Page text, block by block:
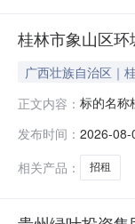
桂林市象山区
广西壮族自治区｜
正文内容： 标的名称
发布时间： 2026-08-
相关产品：
招租